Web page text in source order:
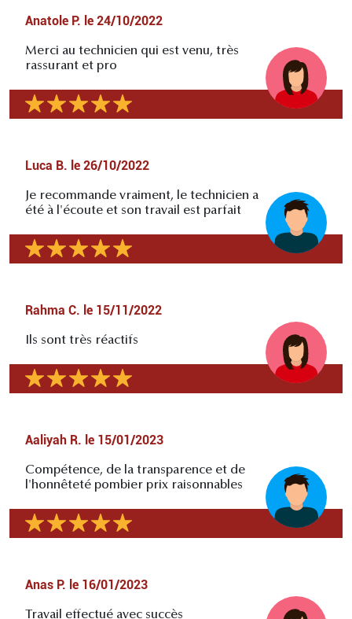
Anatole P. le 24/10/2022
Merci au technicien qui est venu, très
rassurant et pro
Luca B. le 26/10/2022
Je recommande vraiment, le technicien a
été à l'écoute et son travail est parfait
Rahma C. le 15/11/2022
Ils sont très réactifs
Aaliyah R. le 15/01/2023
Compétence, de la transparence et de
l'honnêteté pombier prix raisonnables
Anas P. le 16/01/2023
Travail effectué avec succès